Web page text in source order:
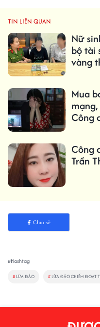
TIN LIÊN QUAN
Nữ
bộ tài
vàng
Mua
Công
Công
Trần
Chia sẻ
#Hashtag
# LỪA ĐẢO # LỪA ĐẢO CHIẾM ĐOẠT